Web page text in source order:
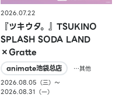
2026.07.22
『ツキウタ。』TSUKINO
SPLASH SODA LAND
×Gratte
animate池袋总店
…其他
2026.08.05（三）〜
2026.08.31（一）